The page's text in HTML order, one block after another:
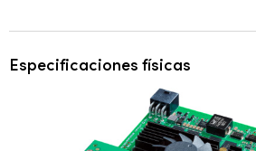
Especificaciones físicas